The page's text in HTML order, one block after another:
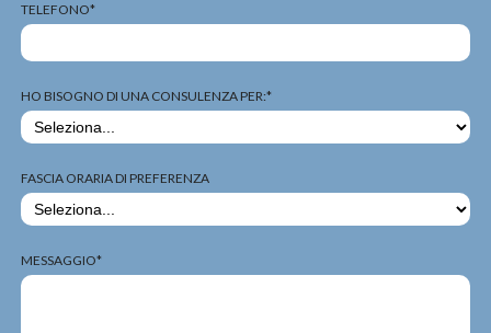
TELEFONO*
HO BISOGNO DI UNA CONSULENZA PER:*
FASCIA ORARIA DI PREFERENZA
MESSAGGIO*